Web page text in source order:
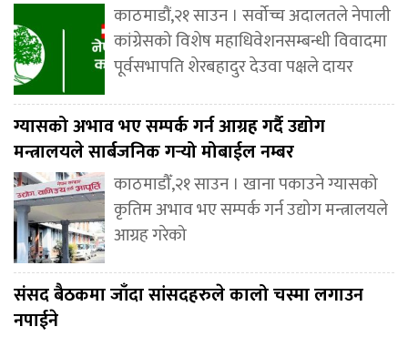
काठमाडौं,२१ साउन । सर्वोच्च अदालतले नेपाली
कांग्रेसको विशेष महाधिवेशनसम्बन्धी विवादमा
पूर्वसभापति शेरबहादुर देउवा पक्षले दायर
ग्यासको अभाव भए सम्पर्क गर्न आग्रह गर्दै उद्योग
मन्त्रालयले सार्बजनिक गर्‍यो मोबाईल नम्बर
काठमाडौँ,२१ साउन । खाना पकाउने ग्यासको
कृतिम अभाव भए सम्पर्क गर्न उद्योग मन्त्रालयले
आग्रह गरेको
संसद बैठकमा जाँदा सांसदहरुले कालो चस्मा लगाउन
नपाईने